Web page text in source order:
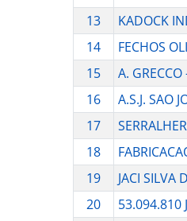
13
KADOCK
14
FECHOS
15
A. GRECCO
16
A.S.J. SAO
17
18
19
JACI SILVA
20
53.094.810